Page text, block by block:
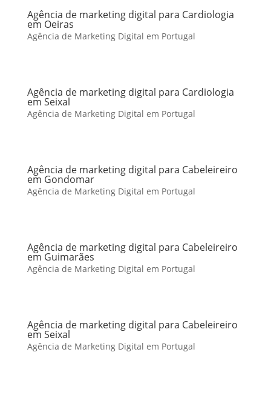
Agência de marketing digital para Cardiologia
em Oeiras
Agência de Marketing Digital em Portugal
Agência de marketing digital para Cardiologia
em Seixal
Agência de Marketing Digital em Portugal
Agência de marketing digital para Cabeleireiro
em Gondomar
Agência de Marketing Digital em Portugal
Agência de marketing digital para Cabeleireiro
em Guimarães
Agência de Marketing Digital em Portugal
Agência de marketing digital para Cabeleireiro
em Seixal
Agência de Marketing Digital em Portugal